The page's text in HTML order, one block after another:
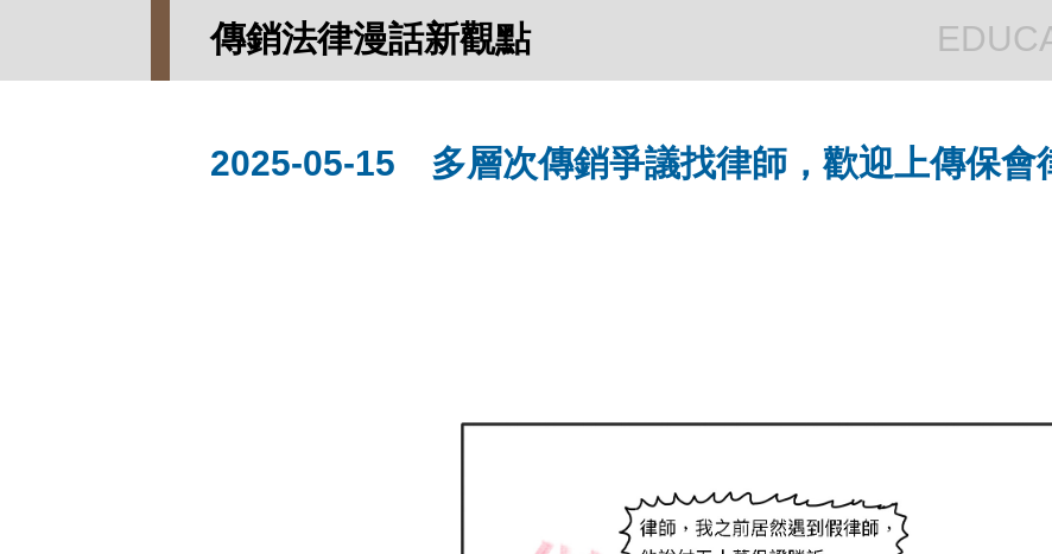
傳銷法律漫話新觀點
2025-05-15 多層次傳銷爭議找律師，歡迎上傳保會